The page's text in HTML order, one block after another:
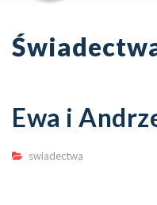
Ewa i
swiadectwa